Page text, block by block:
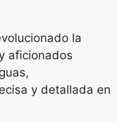
la
aficionados
y detallada en